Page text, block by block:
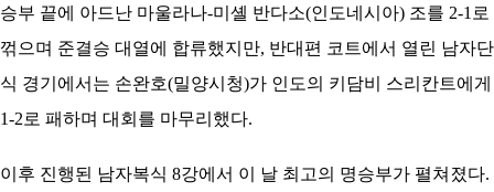
승부 끝에 아드난 마울라나-미셸 반다소(인도네시아) 조를 2-1로
꺾으며 준결승 대열에 합류했지만, 반대편 코트에서 열린 남자단
식 경기에서는 손완호(밀양시청)가 인도의 키담비 스리칸트에게
1-2로 패하며 대회를 마무리했다.
이후 진행된 남자복식 8강에서 이 날 최고의 명승부가 펼쳐졌다.